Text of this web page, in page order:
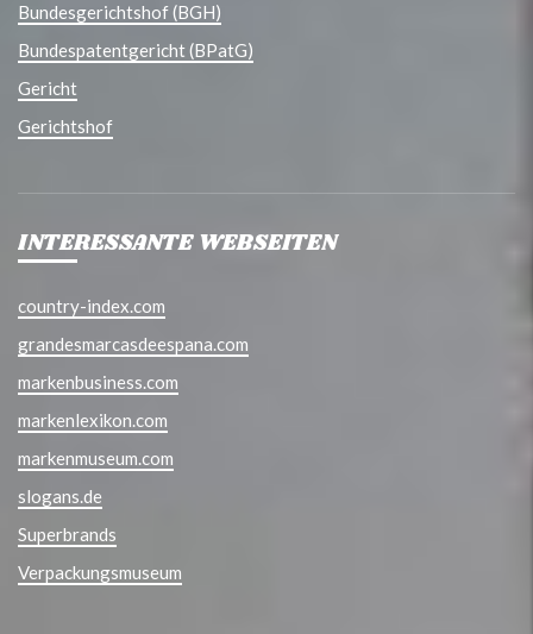
Bundesgerichtshof (BGH)
Bundespatentgericht (BPatG)
Gericht
Gerichtshof
INTERESSANTE WEBSEITEN
country-index.com
grandesmarcasdeespana.com
markenbusiness.com
markenlexikon.com
markenmuseum.com
slogans.de
Superbrands
Verpackungsmuseum